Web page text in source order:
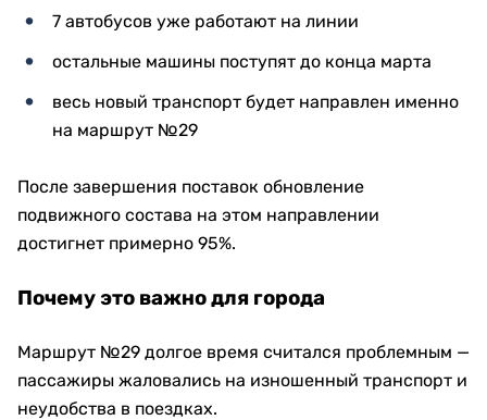
7 автобусов уже работают на линии
остальные машины поступят до конца марта
весь новый транспорт будет направлен именно
на маршрут №29
После завершения поставок обновление
подвижного состава на этом направлении
достигнет примерно 95%.
Почему это важно для города
Маршрут №29 долгое время считался проблемным —
пассажиры жаловались на изношенный транспорт и
неудобства в поездках.